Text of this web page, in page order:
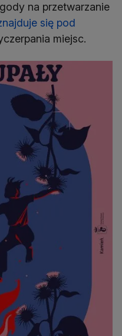
na przetwarzanie
się pod
miejsc.